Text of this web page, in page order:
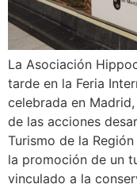
La Asociación
tarde en la Feria
celebrada en
de las acciones
Turismo de la
la promoción de un
vinculado a la